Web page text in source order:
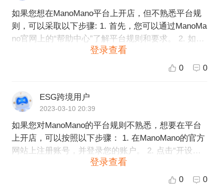
如果您想在ManoMano平台上开店，但不熟悉平台规
则，可以采取以下步骤: 1. 首先，您可以通过ManoMa
no官网上的“帮助中心”了解平台规则和要求。 2. 如果
您仍有疑问，您可以通过ManoMano的客户服务中
心，联系平台工作人员获取更多帮助和建议。 3. 此
的支持和服务，包括开店流程、产品上架、订单管理
等等。 作为全球领先的跨境电商服务提供商，ESG跨
境可以提供从开店到运营的全方位支持和服务，帮助
客户在ManoMano等平台上开展业务。我们的专业团
队可以提供与ManoMano平台相关的咨询、培训和支
持，确保您的店铺在平台上得到最大化的曝光和销售
机会。如果您有任何问题或需要帮助，请随时联系ES
登录查看
0 0
ESG跨境用户
2023-03-10 20:39
如果您对ManoMano的平台规则不熟悉，想要在平台
上开店，可以按照以下步骤： 1. 在ManoMano的官方
网站上注册账号，并登录您的账户。 2. 点击“开设您
的在线店铺”按钮，开始创建您的在线商店。 3. 您需
要输入您的个人或公司信息，包括公司名称、业务类
登录查看
0 0